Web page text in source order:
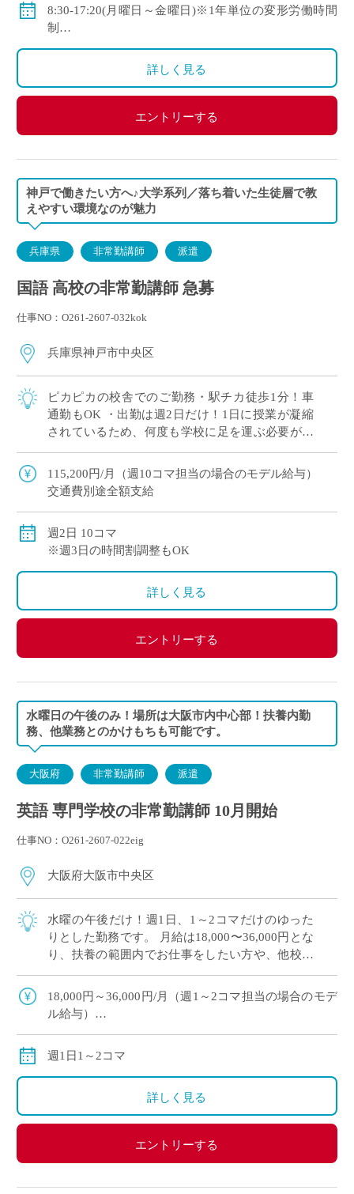
◇賞与：有
◇保険：私学共済、雇用保険、労災保険
8:30-17:20(月曜日～金曜日)※1年単位の変形労働時間
制
◇休日：年間120日程度
・土曜日、日曜日、祝日、その他学校スケジュールに
詳しく見る
エントリーする
神戸で働きたい方へ♪大学系列／落ち着いた生徒層で教
えやすい環境なのが魅力
兵庫県 非常勤講師 派遣
国語 高校の非常勤講師 急募
仕事NO：O261-2607-032kok
兵庫県神戸市中央区
ピカピカの校舎でのご勤務・駅チカ徒歩1分！車
通勤もOK ・出勤は週2日だけ！1日に授業が凝縮
されているため、何度も学校に足を運ぶ必要があ
りません。 ・昔ながらのトーク＆チョーク授業ス
タイルOK、ICTを活用した授業展開O […]
115,200円/月（週10コマ担当の場合のモデル給与）
交通費別途全額支給
週2日 10コマ
※週3日の時間割調整もOK
詳しく見る
エントリーする
水曜日の午後のみ！場所は大阪市内中心部！扶養内勤
務、他業務とのかけもちも可能です。
大阪府 非常勤講師 派遣
英語 専門学校の非常勤講師 10月開始
仕事NO：O261-2607-022eig
大阪府大阪市中央区
水曜の午後だけ！週1日、1～2コマだけのゆった
りとした勤務です。 月給は18,000〜36,000円とな
り、扶養の範囲内でお仕事をしたい方や、他校と
掛け持ちをしたい方にぴったりです。 こちらの学
校は、世界へ羽ばたく語学力 […]
18,000円～36,000円/月（週1～2コマ担当の場合のモデ
ル給与）
別途交通費全額支給
週1日1～2コマ
詳しく見る
エントリーする